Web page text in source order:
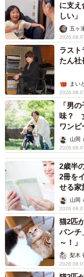
に支え
しい」
五ヶ
ラス
たん社
まい
「男
味？
ワン
へんが
山岡
2歳半
2冊を
せる家
山岡
猫2匹
パン
～！
梨木